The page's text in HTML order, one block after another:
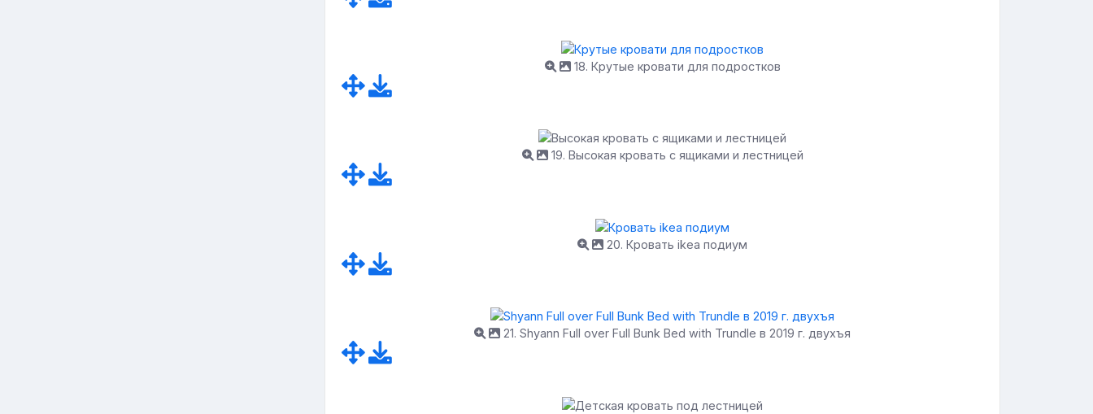
18. Крутые кровати для подростков
19. Высокая кровать с ящиками и лестницей
20. Кровать ikea подиум
21. Shyann Full over Full Bunk Bed with Trundle в 2019 г. двухъя